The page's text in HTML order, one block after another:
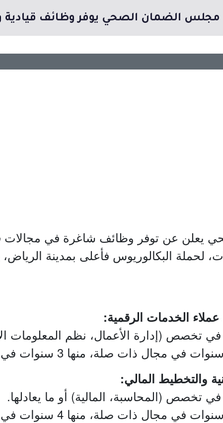
مجلس الضمان الصحي يوفر وظائف قيادية
عن توفر وظائف شاغرة في مجالات
لحملة البكالوريوس فأعلى بمدينة
تخصص (إدارة الأعمال، نظم المعلومات
تخصص (المحاسبة، المالية) أو ما يعادلها.